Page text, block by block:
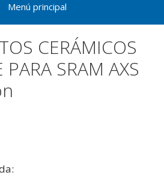
Menú principal
CERÁMICOS
SRAM AXS